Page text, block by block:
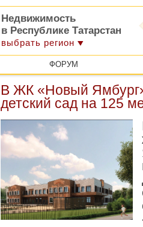
Недвижимость
в Республике Татарстан
выбрать регион
ФОРУМ
В ЖК «Новый
детский сад на 125